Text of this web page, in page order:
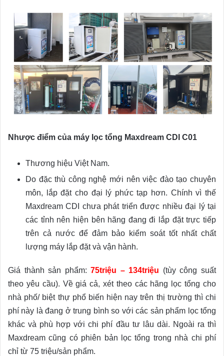
Nhược điểm của máy lọc tổng Maxdream CDI C01
Thương hiệu Việt Nam.
Do đặc thù công nghệ mới nên việc đào tạo chuyên
môn, lắp đặt cho đại lý phức tạp hơn. Chính vì thế
Maxdream CDI chưa phát triển được nhiều đại lý tại
các tỉnh nên hiện bên hãng đang đi lắp đặt trực tiếp
trên cả nước để đảm bảo kiểm soát tốt nhất chất
lượng máy lắp đặt và vận hành.
Giá thành sản phẩm:75triệu – 134triệu (tùy công suất
theo yêu cầu). Về giá cả, xét theo các hãng lọc tổng cho
nhà phố/ biệt thự phổ biến hiện nay trên thị trường thì chi
phí này là đang ở trung bình so với các sản phẩm lọc tổng
khác và phù hợp với chi phí đầu tư lâu dài. Ngoài ra thì
Maxdream cũng có phiên bản lọc tổng trong nhà chi phí
chỉ từ 75 triệu/sản phẩm.